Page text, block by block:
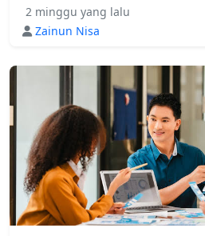
2 minggu yang lalu
Zainun Nisa